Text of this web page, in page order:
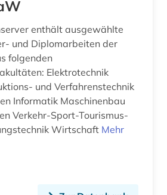
sensortechnik (1)
sicherungstechnik (1)
enthält ausgewählte
und Diplomarbeiten der
folgenden
Elektrotechnik
und Verfahrenstechnik
Medien Versorgungstechnik Wirtschaft Mehr